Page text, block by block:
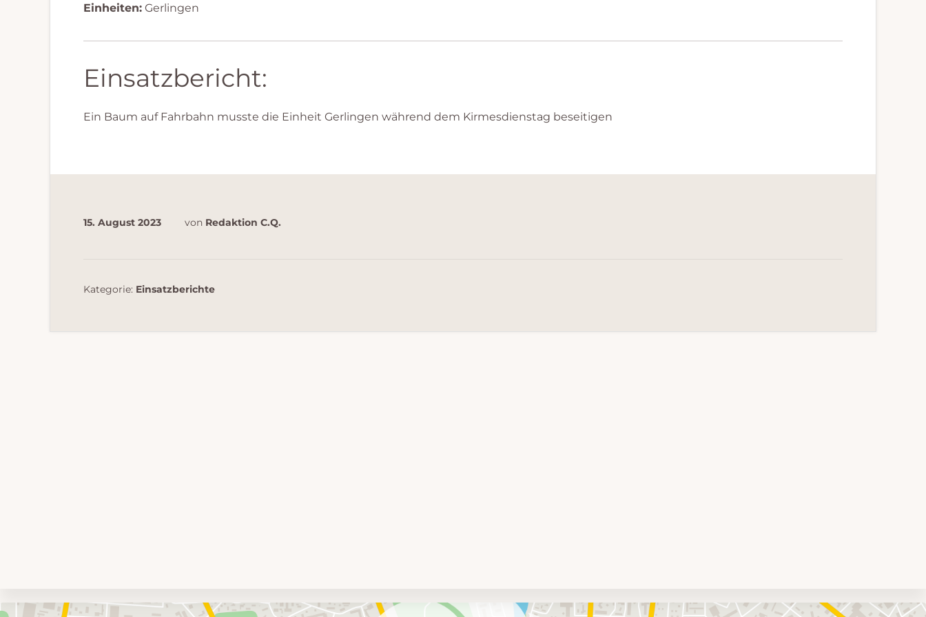
Einheiten: Gerlingen
Einsatzbericht:
Ein Baum auf Fahrbahn musste die Einheit Gerlingen während dem Kirmesdienstag beseitigen
15. August 2023 von Redaktion C.Q.
Kategorie: Einsatzberichte
Umgebungskarte